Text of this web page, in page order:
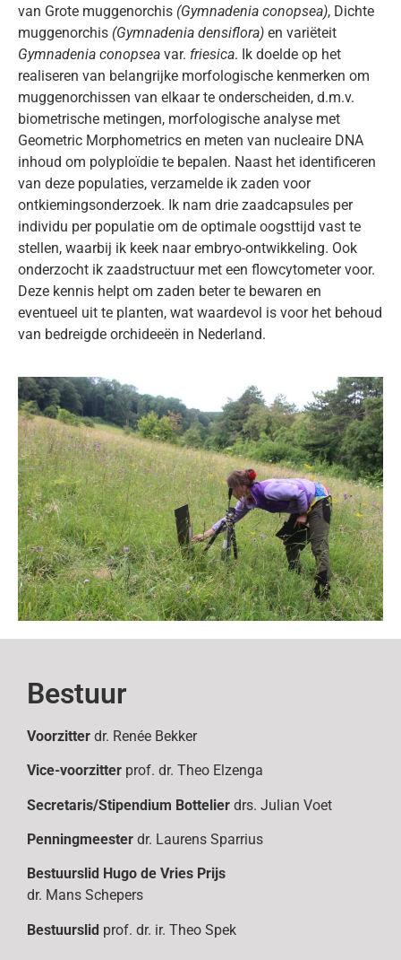
van Grote muggenorchis (Gymnadenia conopsea), Dichte
muggenorchis (Gymnadenia densiflora) en variëteit
Gymnadenia conopsea var. friesica. Ik doelde op het
realiseren van belangrijke morfologische kenmerken om
muggenorchissen van elkaar te onderscheiden, d.m.v.
biometrische metingen, morfologische analyse met
Geometric Morphometrics en meten van nucleaire DNA
inhoud om polyploïdie te bepalen. Naast het identificeren
van deze populaties, verzamelde ik zaden voor
ontkiemingsonderzoek. Ik nam drie zaadcapsules per
individu per populatie om de optimale oogsttijd vast te
stellen, waarbij ik keek naar embryo-ontwikkeling. Ook
onderzocht ik zaadstructuur met een flowcytometer voor.
Deze kennis helpt om zaden beter te bewaren en
eventueel uit te planten, wat waardevol is voor het behoud
van bedreigde orchideeën in Nederland.
Bestuur
Voorzitter dr. Renée Bekker
Vice-voorzitter prof. dr. Theo Elzenga
Secretaris/Stipendium Bottelier drs. Julian Voet
Penningmeester dr. Laurens Sparrius
Bestuurslid Hugo de Vries Prijs
dr. Mans Schepers
Bestuurslid prof. dr. ir. Theo Spek